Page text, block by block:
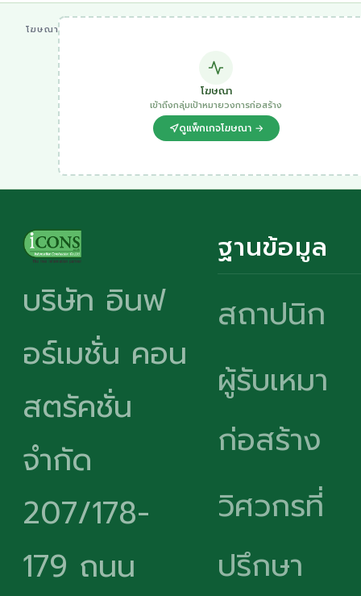
โฆษณา
โฆษณา
เข้าถึงกลุ่มเป้าหมายวงการก่อสร้าง
ดูแพ็กเกจโฆษณา →
บริษัท อินฟ
อร์เมชั่น คอน
สตรัคชั่น
จำกัด
207/178-
179 ถนน
ฐานข้อมูล
สถาปนิก
ผู้รับเหมา
ก่อสร้าง
วิศวกรที่
ปรึกษา